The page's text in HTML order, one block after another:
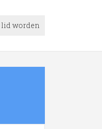
lid worden